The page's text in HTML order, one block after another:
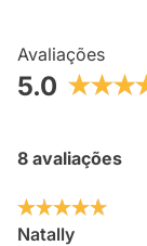
Avaliações
5.0
8 avaliações
Natally